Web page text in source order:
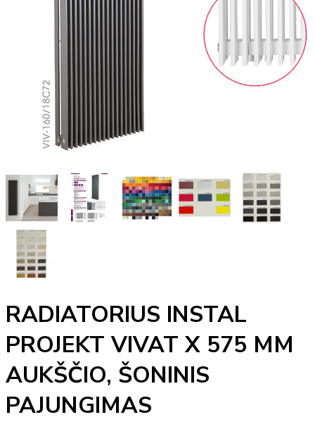
RADIATORIUS INSTAL
PROJEKT VIVAT X 575 MM
AUKŠČIO, ŠONINIS
PAJUNGIMAS